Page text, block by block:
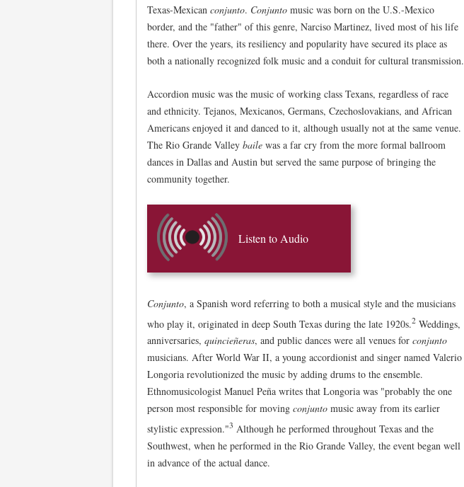
Texas-Mexican conjunto. Conjunto music was born on the U.S.-Mexico
border, and the "father" of this genre, Narciso Martinez, lived most of his life
there. Over the years, its resiliency and popularity have secured its place as
both a nationally recognized folk music and a conduit for cultural transmission.
Accordion music was the music of working class Texans, regardless of race
and ethnicity. Tejanos, Mexicanos, Germans, Czechoslovakians, and African
Americans enjoyed it and danced to it, although usually not at the same venue.
The Rio Grande Valley baile was a far cry from the more formal ballroom
dances in Dallas and Austin but served the same purpose of bringing the
community together.
Listen to Audio
Conjunto, a Spanish word referring to both a musical style and the musicians
who play it, originated in deep South Texas during the late 1920s.2 Weddings,
anniversaries, quincieñeras, and public dances were all venues for conjunto
musicians. After World War II, a young accordionist and singer named Valerio
Longoria revolutionized the music by adding drums to the ensemble.
Ethnomusicologist Manuel Peña writes that Longoria was "probably the one
person most responsible for moving conjunto music away from its earlier
stylistic expression."3 Although he performed throughout Texas and the
Southwest, when he performed in the Rio Grande Valley, the event began well
in advance of the actual dance.